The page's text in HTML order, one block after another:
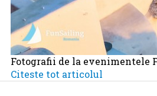
Fotografii de la evenimentele
Citeste tot articolul